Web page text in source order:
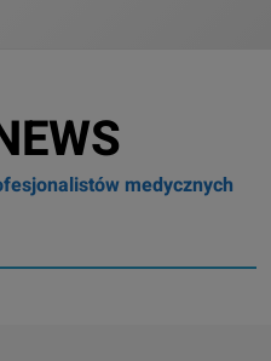
medycznych